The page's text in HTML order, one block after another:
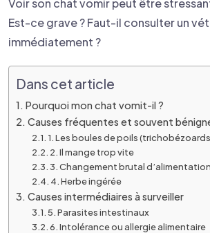
Voir son chat vomir peut être
Est-ce grave ? Faut-il consulter un
immédiatement ?
Dans cet article
Pourquoi mon chat vomit-il ?
Causes fréquentes et souvent
1. Les boules de poils
2. Il mange trop vite
3. Changement brutal d’alimentation
4. Herbe ingérée
Causes intermédiaires à surveiller
5. Parasites intestinaux
6. Intolérance ou allergie alimentaire